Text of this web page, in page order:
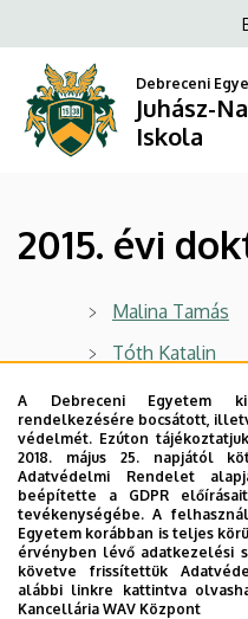
évi
doktori
védései
Juhász-
Nagy
Pál
Doktori
Iskola
a
tartalomra
Debreceni
Juhász-
Iskola
2015. évi
Malina Tamás
Tóth Katalin
Albert Ágnes
Pigniczki Csaba
Málnás Kristóf
Veres Zsuzsa
Tóth Bence
Örvössy Noémi
A Debreceni Egyetem
rendelkezésére bocsátott,
védelmét. Ezúton
2018. május 25. napjától
Adatvédelmi Rendelet
beépítette a GDPR
tevékenységébe. A
Egyetem korábban is teljes
érvényben lévő adatkezelési
követve frissítettük
alábbi linkre kattintva
Kancellária WAV Központ